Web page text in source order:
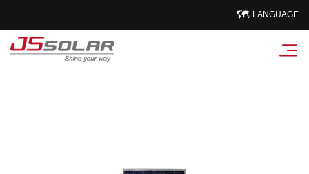
LANGUAGE